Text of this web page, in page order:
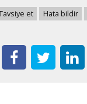
et Hata bildir